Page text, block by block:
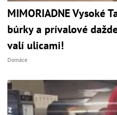
MIMORIADNE Vysoké
búrky a prívalové
valí ulicami!
Domáce